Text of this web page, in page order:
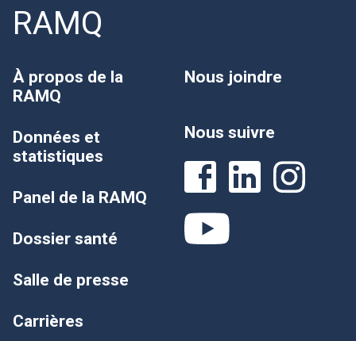
RAMQ
À propos de la
RAMQ
Données et
statistiques
Panel de la RAMQ
Dossier santé
Salle de presse
Carrières
Nous joindre
Nous suivre